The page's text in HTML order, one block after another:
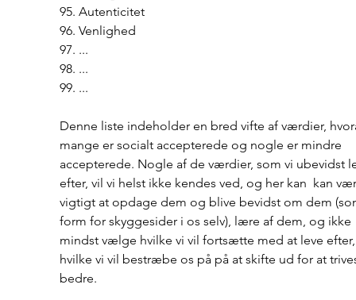
95. Autenticitet
96. Venlighed
97. ...
98. ...
99. ...
Denne liste indeholder en bred vifte af værdier,
mange er socialt accepterede og nogle er mindre
accepterede. Nogle af de værdier, som vi ubevidst
efter, vil vi helst ikke kendes ved, og her kan  kan
vigtigt at opdage dem og blive bevidst om dem
form for skyggesider i os selv), lære af dem, og ikke
mindst vælge hvilke vi vil fortsætte med at leve
hvilke vi vil bestræbe os på på at skifte ud for at
bedre.